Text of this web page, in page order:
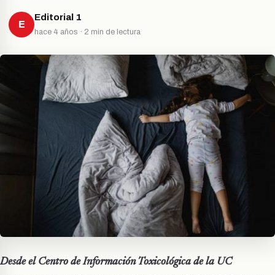
E
Editorial 1
hace 4 años · 2 min de lectura
Desde el Centro de Información Toxicológica de la UC